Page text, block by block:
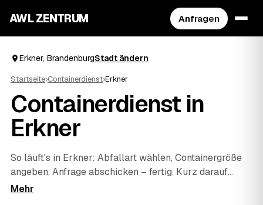
AWL ZENTRUM Anfragen
Erkner, BrandenburgStadt ändern
Startseite›Containerdienst›Erkner
Containerdienst in
Erkner
So läuft's in Erkner: Abfallart wählen, Containergröße
angeben, Anfrage abschicken – fertig. Kurz darauf
erreichen Sie Festpreis-Angebote mehrerer geprüfter